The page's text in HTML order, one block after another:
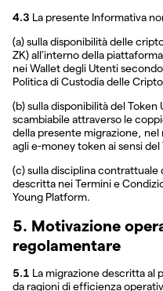
4.3 La presente Informativa
(a) sulla disponibilità delle
ZK) all’interno della
nei Wallet degli Utenti
Politica di Custodia delle
(b) sulla disponibilità del
scambiabile attraverso le
della presente migrazione,
agli e-money token ai sensi del
(c) sulla disciplina contrattuale
descritta nei Termini e
Young Platform.
5. Motivazione
regolamentare
5.1 La migrazione descritta al
da ragioni di efficienza